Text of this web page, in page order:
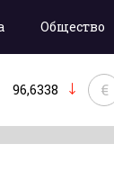
Общество
96,6338 €